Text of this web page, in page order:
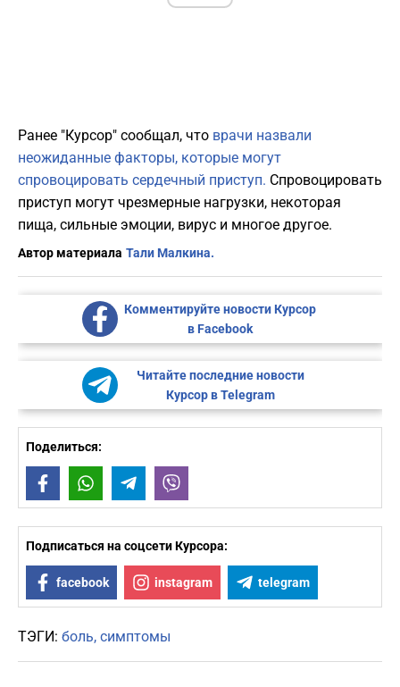
Ранее "Курсор" сообщал, что врачи назвали
неожиданные факторы, которые могут
спровоцировать сердечный приступ. Спровоцировать
приступ могут чрезмерные нагрузки, некоторая
пища, сильные эмоции, вирус и многое другое.
Автор материала Тали Малкина.
Комментируйте новости Курсор
в Facebook
Читайте последние новости
Курсор в Telegram
Поделиться:
FacebookWhatsAppTelegram
Подписаться на соцсети Курсора:
facebook instagram telegram
ТЭГИ: боль симптомы